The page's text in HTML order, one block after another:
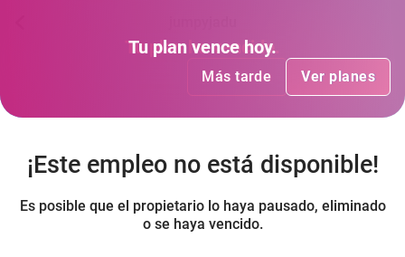
Tu plan ha vencido.
Más tarde Ver planes
Tu plan vence hoy.
Más tarde Ver planes
¡Este empleo no está disponible!
Es posible que el propietario lo haya pausado, eliminado
o se haya vencido.